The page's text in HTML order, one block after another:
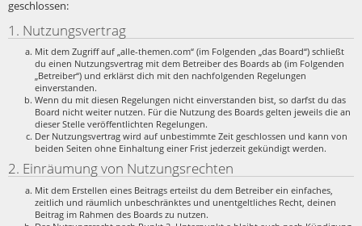
geschlossen:
1. Nutzungsvertrag
Mit dem Zugriff auf „alle-themen.com“ (im Folgenden „das Board“) schließt
du einen Nutzungsvertrag mit dem Betreiber des Boards ab (im Folgenden
„Betreiber“) und erklärst dich mit den nachfolgenden Regelungen
einverstanden.
Wenn du mit diesen Regelungen nicht einverstanden bist, so darfst du das
Board nicht weiter nutzen. Für die Nutzung des Boards gelten jeweils die an
dieser Stelle veröffentlichten Regelungen.
Der Nutzungsvertrag wird auf unbestimmte Zeit geschlossen und kann von
beiden Seiten ohne Einhaltung einer Frist jederzeit gekündigt werden.
2. Einräumung von Nutzungsrechten
Mit dem Erstellen eines Beitrags erteilst du dem Betreiber ein einfaches,
zeitlich und räumlich unbeschränktes und unentgeltliches Recht, deinen
Beitrag im Rahmen des Boards zu nutzen.